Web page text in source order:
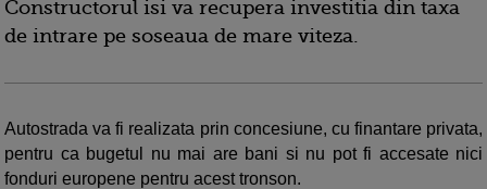
Constructorul isi va recupera investitia din taxa
de intrare pe soseaua de mare viteza.
Autostrada va fi realizata prin concesiune, cu finantare privata,
pentru ca bugetul nu mai are bani si nu pot fi accesate nici
fonduri europene pentru acest tronson.